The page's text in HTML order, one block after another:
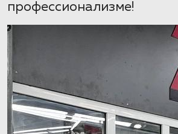
профессионализме!